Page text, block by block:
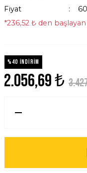
Fiyat
*236,52 ₺ den
%40 İNDİRİM
2.056,69 ₺